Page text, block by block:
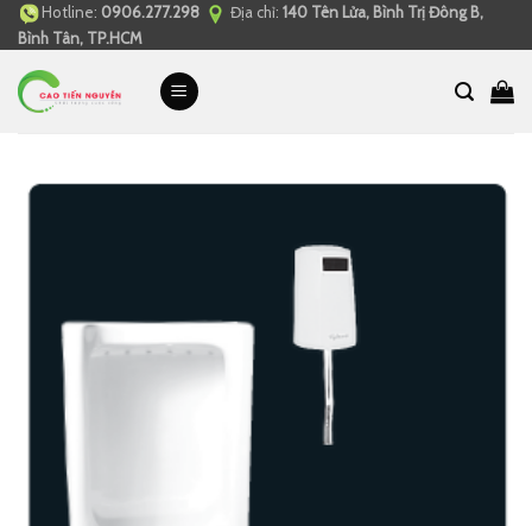
Skip
to
content
Hotline: 0906.277.298 Địa chỉ: 140 Tên Lửa, Bình Trị Đông B,
Bình Tân, TP.HCM